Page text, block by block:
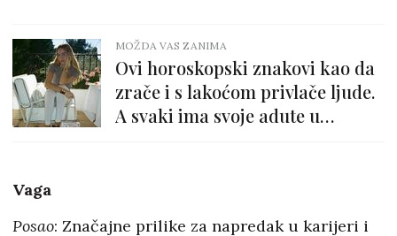
MOŽDA VAS ZANIMA
Ovi horoskopski znakovi kao da
zrače i s lakoćom privlače ljude.
A svaki ima svoje adute u
Vaga
Posao: Značajne prilike za napredak u karijeri i